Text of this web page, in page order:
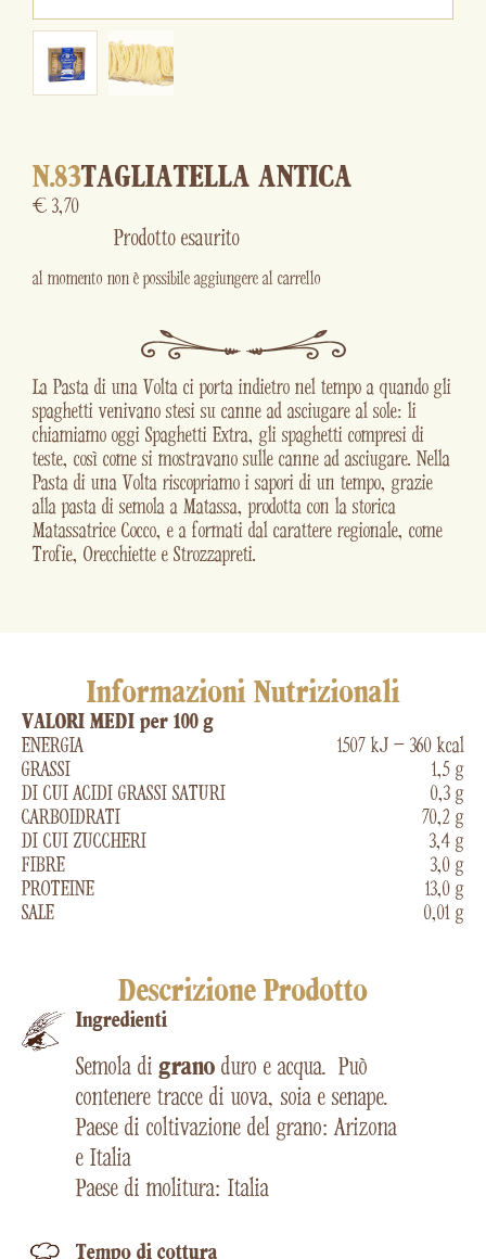
N.83TAGLIATELLA ANTICA
€ 3,70
Prodotto esaurito
al momento non è possibile aggiungere al carrello
La Pasta di una Volta ci porta indietro nel tempo a quando gli
spaghetti venivano stesi su canne ad asciugare al sole: li
chiamiamo oggi Spaghetti Extra, gli spaghetti compresi di
teste, così come si mostravano sulle canne ad asciugare. Nella
Pasta di una Volta riscopriamo i sapori di un tempo, grazie
alla pasta di semola a Matassa, prodotta con la storica
Matassatrice Cocco, e a formati dal carattere regionale, come
Trofie, Orecchiette e Strozzapreti.
Informazioni Nutrizionali
VALORI MEDI per 100 g
ENERGIA
GRASSI
DI CUI ACIDI GRASSI SATURI
CARBOIDRATI
DI CUI ZUCCHERI
FIBRE
PROTEINE
SALE
1507 kJ – 360 kcal
1,5 g
0,3 g
70,2 g
3,4 g
3,0 g
13,0 g
0,01 g
Descrizione Prodotto
Ingredienti
Semola digrano duro e acqua. Può
contenere tracce di uova, soia e senape.
Paese di coltivazione del grano: Arizona
e Italia
Paese di molitura: Italia
Tempo di cottura​